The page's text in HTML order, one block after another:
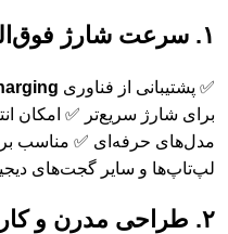
۱. سرعت شارژ فوق‌العاده بالا
✅ پشتیبانی از فناوری
برای شارژ سریع‌تر ✅ امکان
مدل‌های حرفه‌ای ✅ مناسب
لپ‌تاپ‌ها و سایر گجت‌های
۲. طراحی مدرن و کارایی بالا